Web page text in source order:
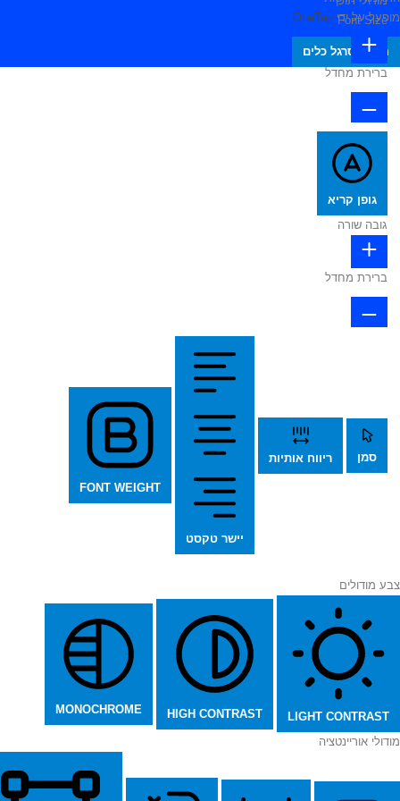
מופעל על ידי OneTap
הסתר סרגל כלים
Font Size
ברירת מחדל
גופן קריא
גובה שורה
ברירת מחדל
סמן ריווח אותיות
יישר טקסט
FONT WEIGHT
צבע מודולים
LIGHT CONTRAST
HIGH CONTRAST
MONOCHROME
מודולי אוריינטציה